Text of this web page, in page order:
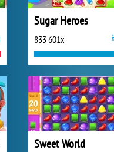
Sugar Heroes
833 601x
Sweet World